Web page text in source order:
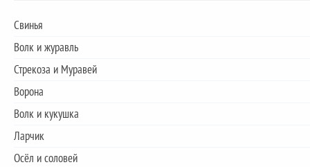
Свинья
Волк и журавль
Стрекоза и Муравей
Ворона
Волк и кукушка
Ларчик
Осёл и соловей